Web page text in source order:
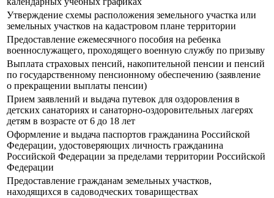
Утверждение схемы расположения земельного участка или
земельных участков на кадастровом плане территории
Предоставление ежемесячного пособия на ребенка
военнослужащего, проходящего военную службу по призыву
Выплата страховых пенсий, накопительной пенсии и пенсий
по государственному пенсионному обеспечению (заявление
о прекращении выплаты пенсии)
Прием заявлений и выдача путевок для оздоровления в
детских санаториях и санаторно-оздоровительных лагерях
детям в возрасте от 6 до 18 лет
Оформление и выдача паспортов гражданина Российской
Федерации, удостоверяющих личность гражданина
Российской Федерации за пределами территории Российской
Федерации
Предоставление гражданам земельных участков,
находящихся в садоводческих товариществах